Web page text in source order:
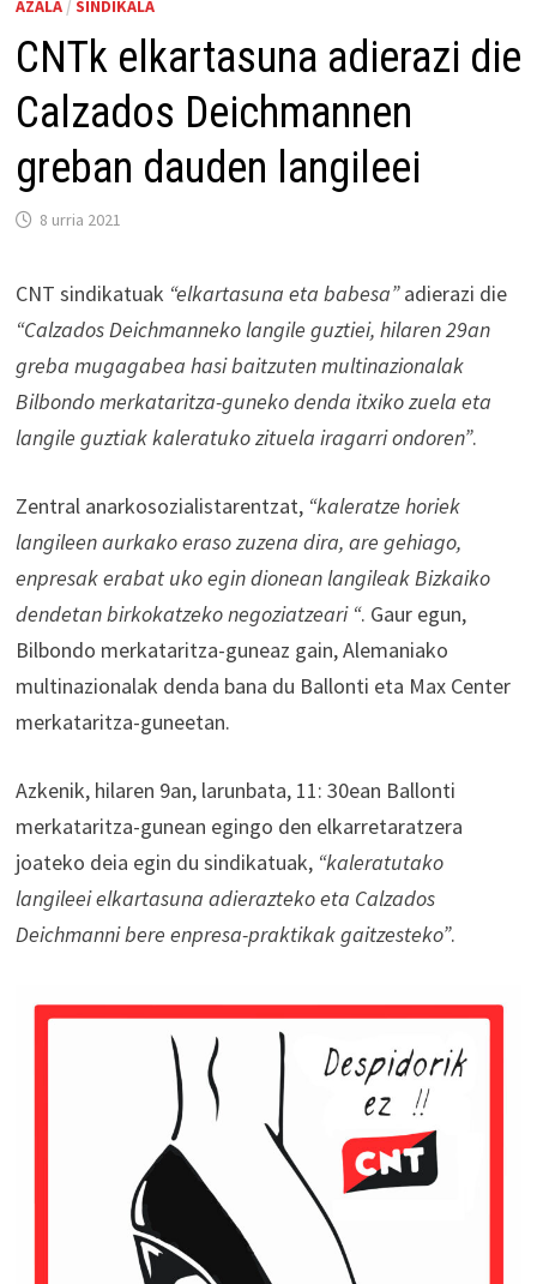
AZALA/ SINDIKALA
CNTk elkartasuna adierazi die
Calzados Deichmannen
greban dauden langileei
8 urria 2021
CNT sindikatuak “elkartasuna eta babesa”adierazi die
“Calzados Deichmanneko langile guztiei, hilaren 29an
greba mugagabea hasi baitzuten multinazionalak
Bilbondo merkataritza-guneko denda itxiko zuela eta
langile guztiak kaleratuko zituela iragarri ondoren”.
Zentral anarkosozialistarentzat, “kaleratze horiek
langileen aurkako eraso zuzena dira, are gehiago,
enpresak erabat uko egin dionean langileak Bizkaiko
dendetan birkokatzeko negoziatzeari “. Gaur egun,
Bilbondo merkataritza-guneaz gain, Alemaniako
multinazionalak denda bana du Ballonti eta Max Center
merkataritza-guneetan.
Azkenik, hilaren 9an, larunbata, 11: 30ean Ballonti
merkataritza-gunean egingo den elkarretaratzera
joateko deia egin du sindikatuak,“kaleratutako
langileei elkartasuna adierazteko eta Calzados
Deichmanni bere enpresa-praktikak gaitzesteko”.